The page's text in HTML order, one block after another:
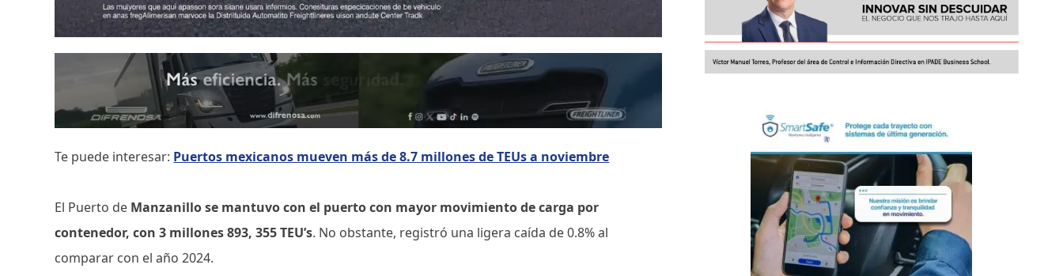
Te puede interesar: Puertos mexicanos mueven más de 8.7 millones de TEUs a noviembre
El Puerto de Manzanillo se mantuvo con el puerto con mayor movimiento de carga por
contenedor, con 3 millones 893, 355 TEU’s. No obstante, registró una ligera caída de 0.8% al
comparar con el año 2024.